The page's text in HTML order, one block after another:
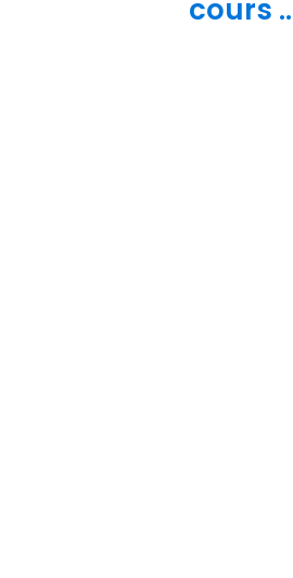
cours